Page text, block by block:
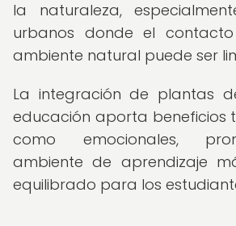
la naturaleza,
urbanos donde el
ambiente natural puede ser
La integración de plantas
educación aporta beneficios
como emocionales,
ambiente de aprendizaje
equilibrado para los